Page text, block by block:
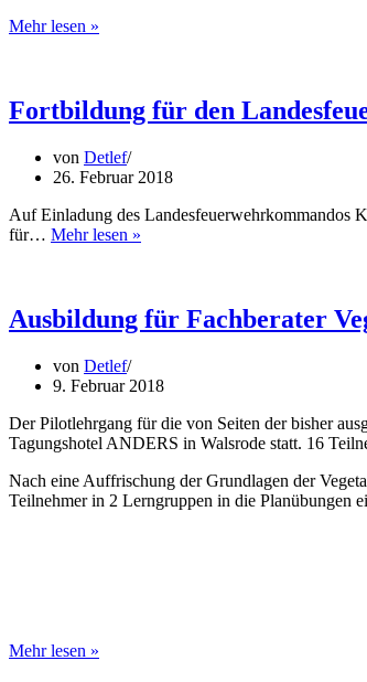
Mehr lesen »
in
Scheuen
Fortbildung für den
von Detlef
26. Februar 2018
Auf Einladung des Landesfeuerwehrkommandos
für… Mehr lesen »
Kärnten
Ausbildung für Fachberater
von Detlef
9. Februar 2018
Der Pilotlehrgang für die von Seiten der bisher
Tagungshotel ANDERS in Walsrode statt. 16
Nach eine Auffrischung der Grundlagen der
Teilnehmer in 2 Lerngruppen in die Planübungen
Mehr lesen »